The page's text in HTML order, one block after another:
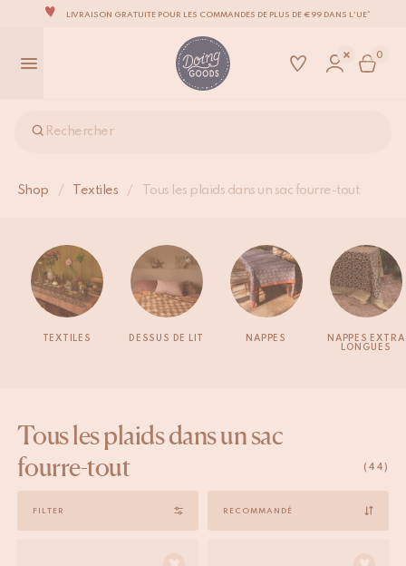
LIVRAISON GRATUITE POUR LES COMMANDES DE PLUS DE €99 DANS L'UE*
LA MARQUE D’ACCESSOIRES POUR LA MAISON LA PLUS ADORABLE DU MONDE
TOUS NOS PRODUITS SONT 100 % FAITS À LA MAIN
0
Rechercher
Shop / Textiles / Tous les plaids dans un sac fourre-tout
TEXTILES DESSUS DE LIT NAPPES
NAPPES EXTRA
LONGUES
Tous les plaids dans un sac
fourre-tout
(44)
FILTER